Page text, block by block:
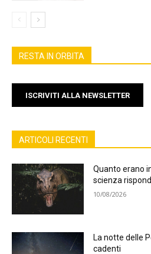
RESTA IN ORBITA
ISCRIVITI ALLA NEWSLETTER
ARTICOLI RECENTI
Quanto erano
scienza
10/08/2026
La notte delle
cadenti